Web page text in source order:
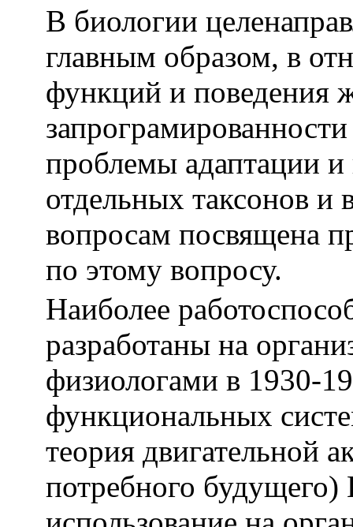
В биологии
главным образом, в
функций и поведения
проблемы адаптации
отдельных таксонов и
вопросам посвящена
по этому вопросу.
Наиболее
разработаны на
физиологами в 1930-
функциональных
теория двигательной
потребного